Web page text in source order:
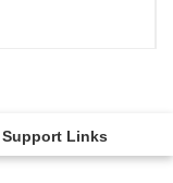
Support Links